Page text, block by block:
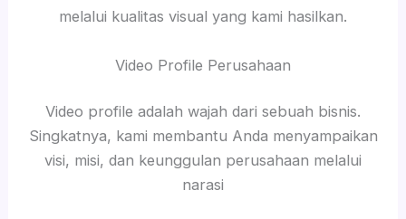
melalui kualitas visual yang kami hasilkan.
Video Profile Perusahaan
Video profile adalah wajah dari sebuah bisnis.
Singkatnya, kami membantu Anda menyampaikan
visi, misi, dan keunggulan perusahaan melalui
narasi